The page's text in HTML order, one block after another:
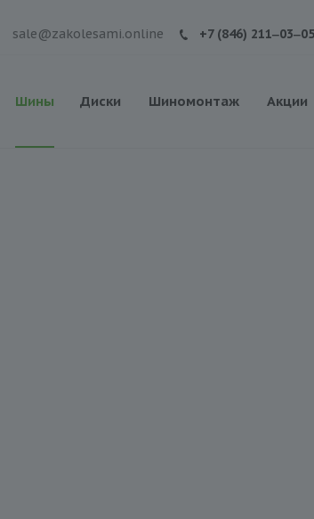
sale@zakolesami.online +7 (846)
Шины Диски Шиномонтаж Акции